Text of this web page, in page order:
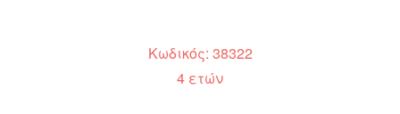
Κωδικός: 38322
4 ετών